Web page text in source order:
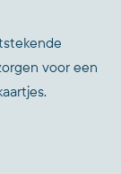
voor een